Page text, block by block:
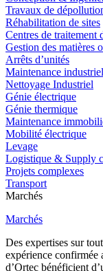
Travaux de
Réhabilitation de sites
Centres de traitement
Gestion des matières
Arrêts d’unités
Maintenance
Nettoyage Industriel
Génie électrique
Génie thermique
Maintenance
Mobilité électrique
Levage
Logistique & Supply
Projets complexes
Transport
Marchés
Marchés
Des expertises sur
expérience confirmée
d’Ortec bénéficient